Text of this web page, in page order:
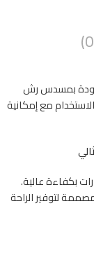
بوصة، مزودة بمسدس رش
مع إمكانية
بكفاءة عالية.
مصممة لتوفير الراحة